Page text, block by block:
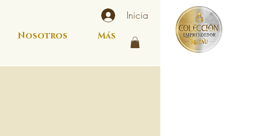
Nosotros Más
Inicia